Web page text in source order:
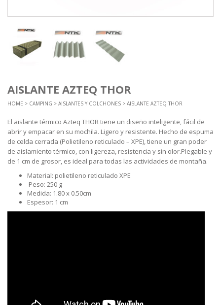
AISLANTE AZTEQ THOR
HOME > CAMPING > AISLANTES Y COLCHONES > AISLANTE AZTEQ THOR
El aislante térmico Azteq THOR tiene un diseño inteligente, fácil de
abrir y empacar en su mochila. Ligero y resistente. Hecho de espuma
de celda cerrada (Polietileno reticulado – XPE), tiene un gran poder
de aislamiento térmico, con ligereza, resistencia y sin olor.Plegable y
de 1 cm de grosor, es ideal para todas las actividades de montaña.
Material: polietileno reticulado XPE
Peso: 250 g
Medida: 1.80 x 0.50cm
Espesor: 1 cm